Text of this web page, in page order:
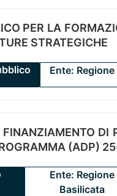
PER LA
STRATEGICHE
Ente:
(ADP)
Ente: Regione
Basilicata